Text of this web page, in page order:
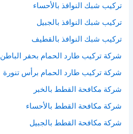
تركيب شبك النوافذ بالأحساء
تركيب شبك النوافذ بالجبيل
تركيب شبك النوافذ بالقطيف
شركة تركيب طارد الحمام بحفر الباطن
شركة تركيب طارد الحمام برأس تنورة
شركة مكافحة القطط بالخبر
شركة مكافحة القطط بالأحساء
شركة مكافحة القطط بالجبيل